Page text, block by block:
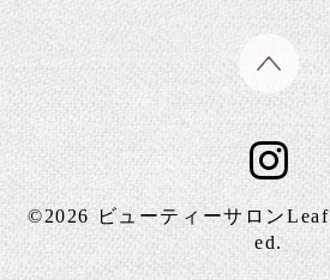
©2026ビューティーサロンLeaf
ed.